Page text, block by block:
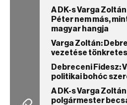
A DK-s Varga
Péter nem más,
magyar hangja
Varga Zoltán:
vezetése
Debreceni Fidesz:
politikai bohóc
A DK-s Varga
polgármester